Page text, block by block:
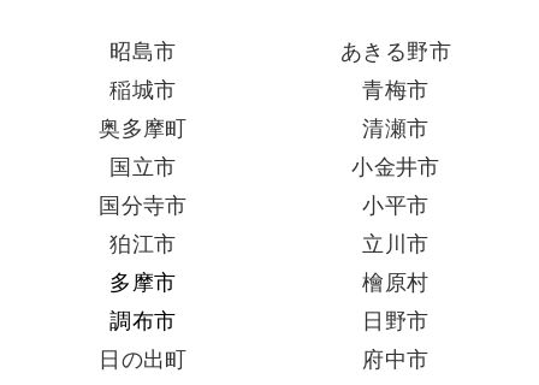
昭島市
あきる野市
稲城市
青梅市
奥多摩町
清瀬市
国立市
小金井市
国分寺市
小平市
狛江市
立川市
多摩市
檜原村
調布市
日野市
日の出町
府中市